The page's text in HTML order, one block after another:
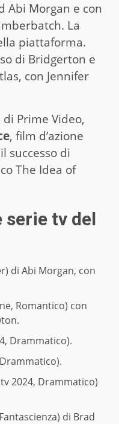
Abi Morgan e con
La
piattaforma.
di Bridgerton e
con Jennifer
Prime Video,
, film d’azione
successo di
The Idea of
serie tv del
di Abi Morgan, con
Romantico) con
Drammatico).
2024, Drammatico)
di Brad